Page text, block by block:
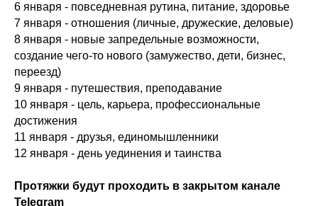
6 января - повседневная рутина, питание, здоровье
7 января - отношения (личные, дружеские, деловые)
8 января - новые запредельные возможности,
создание чего-то нового (замужество, дети, бизнес,
переезд)
9 января - путешествия, преподавание
10 января - цель, карьера, профессиональные
достижения
11 января - друзья, единомышленники
12 января - день уединения и таинства
Протяжки будут проходить в закрытом канале
Telegram